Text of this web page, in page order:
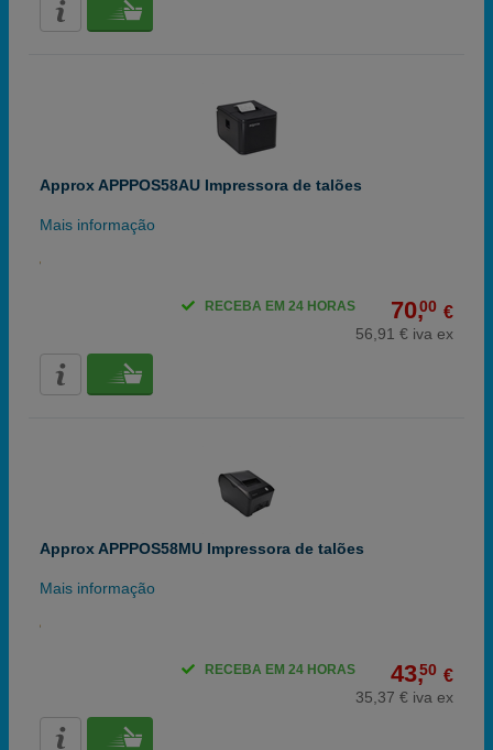
Approx APPPOS58AU Impressora de talões
Mais informação
70,00 €
56,91 € iva ex
RECEBA EM 24 HORAS
Approx APPPOS58MU Impressora de talões
Mais informação
43,50 €
35,37 € iva ex
RECEBA EM 24 HORAS